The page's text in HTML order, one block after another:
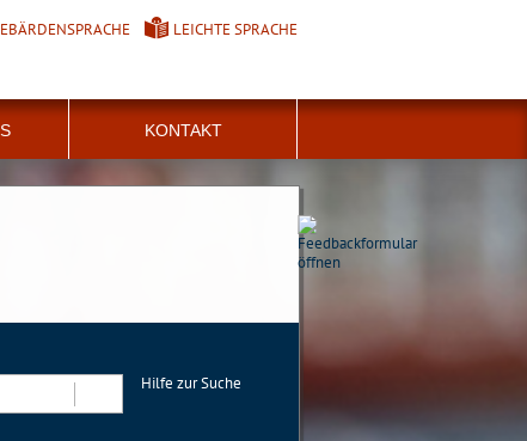
LEICHTE SPRACHE
KONTAKT
Hilfe zur Suche